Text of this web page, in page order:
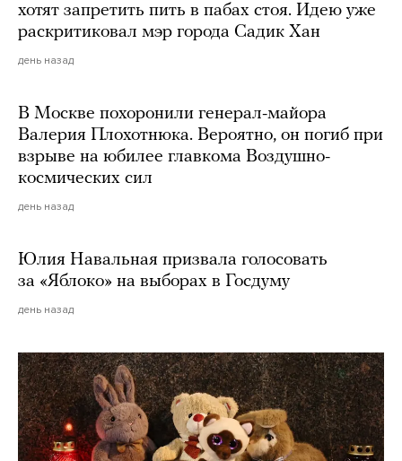
хотят запретить пить в пабах стоя. Идею уже
раскритиковал мэр города Садик Хан
день назад
В Москве похоронили генерал-майора
Валерия Плохотнюка. Вероятно, он погиб при
взрыве на юбилее главкома Воздушно-
космических сил
день назад
Юлия Навальная призвала голосовать
за «Яблоко» на выборах в Госдуму
день назад